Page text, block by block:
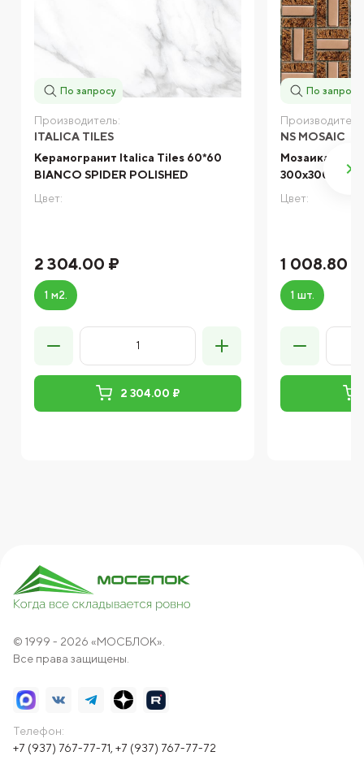
По запросу
Производитель:
ITALICA TILES
Керамогранит Italica Tiles 60*60
BIANCO SPIDER POLISHED
Цвет:
2 304.00 ₽
1 м2.
2 304.00 ₽
По запросу
NS MOSAIC
Мозаика NS
300x300
Цвет:
1 008.80 ₽
1 шт.
© 1999 - 2026 «МОСБЛОК».
Все права защищены.
Телефон:
+7 (937) 767-77-71 +7 (937) 767-77-72